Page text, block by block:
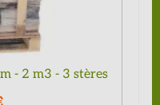
- 2 m3 - 3 stères